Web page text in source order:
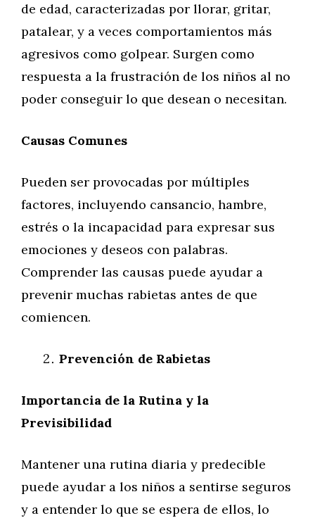
de edad, caracterizadas por llorar, gritar,
patalear, y a veces comportamientos más
agresivos como golpear. Surgen como
respuesta a la frustración de los niños al no
poder conseguir lo que desean o necesitan.
Causas Comunes
Pueden ser provocadas por múltiples
factores, incluyendo cansancio, hambre,
estrés o la incapacidad para expresar sus
emociones y deseos con palabras.
Comprender las causas puede ayudar a
prevenir muchas rabietas antes de que
comiencen.
Prevención de Rabietas
Importancia de la Rutina y la
Previsibilidad
Mantener una rutina diaria y predecible
puede ayudar a los niños a sentirse seguros
y a entender lo que se espera de ellos, lo